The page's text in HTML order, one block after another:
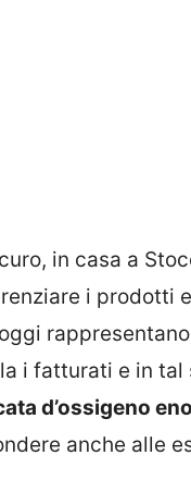
in casa a
i prodotti
i fatturati e in tal
d’ossigeno
anche alle